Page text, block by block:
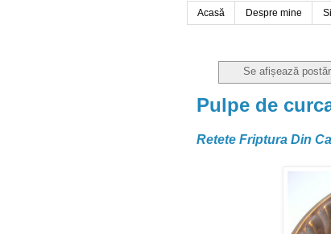
Acasă Despre mine
Se afișează
Pulpe de
Retete Friptura Din